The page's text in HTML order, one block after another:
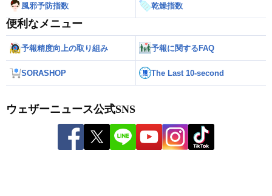
風邪予防指数 乾燥指数
便利なメニュー
予報精度向上の取り組み 予報に関するFAQ
SORASHOP The Last 10-second
ウェザーニュース公式SNS